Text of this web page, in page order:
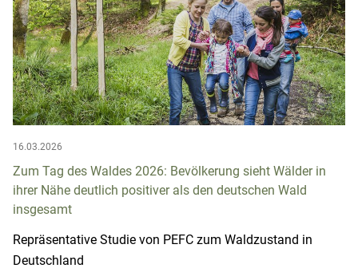
16.03.2026
Zum Tag des Waldes 2026: Bevölkerung sieht Wälder in
ihrer Nähe deutlich positiver als den deutschen Wald
insgesamt
Repräsentative Studie von PEFC zum Waldzustand in
Deutschland